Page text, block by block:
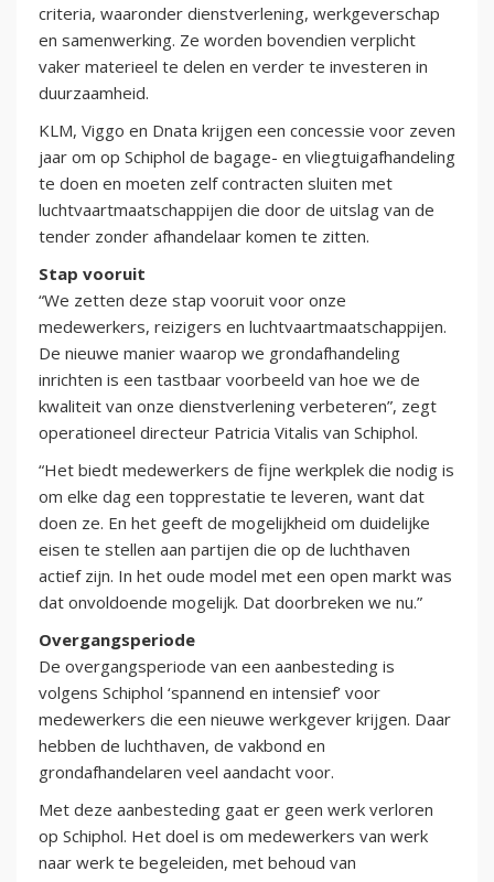
criteria, waaronder dienstverlening, werkgeverschap
en samenwerking. Ze worden bovendien verplicht
vaker materieel te delen en verder te investeren in
duurzaamheid.
KLM, Viggo en Dnata krijgen een concessie voor zeven
jaar om op Schiphol de bagage- en vliegtuigafhandeling
te doen en moeten zelf contracten sluiten met
luchtvaartmaatschappijen die door de uitslag van de
tender zonder afhandelaar komen te zitten.
Stap vooruit
“We zetten deze stap vooruit voor onze
medewerkers, reizigers en luchtvaartmaatschappijen.
De nieuwe manier waarop we grondafhandeling
inrichten is een tastbaar voorbeeld van hoe we de
kwaliteit van onze dienstverlening verbeteren”, zegt
operationeel directeur Patricia Vitalis van Schiphol.
“Het biedt medewerkers de fijne werkplek die nodig is
om elke dag een topprestatie te leveren, want dat
doen ze. En het geeft de mogelijkheid om duidelijke
eisen te stellen aan partijen die op de luchthaven
actief zijn. In het oude model met een open markt was
dat onvoldoende mogelijk. Dat doorbreken we nu.”
Overgangsperiode
De overgangsperiode van een aanbesteding is
volgens Schiphol ‘spannend en intensief’ voor
medewerkers die een nieuwe werkgever krijgen. Daar
hebben de luchthaven, de vakbond en
grondafhandelaren veel aandacht voor.
Met deze aanbesteding gaat er geen werk verloren
op Schiphol. Het doel is om medewerkers van werk
naar werk te begeleiden, met behoud van